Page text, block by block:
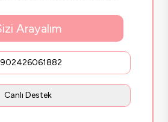
Arayalım
Canlı Destek